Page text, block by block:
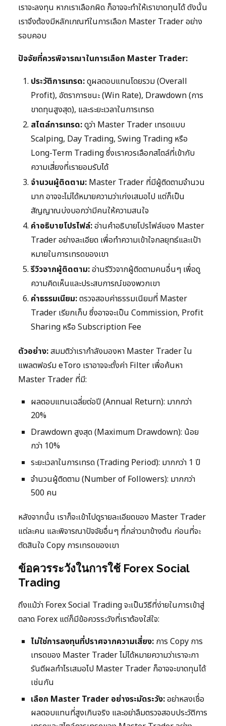
เราจะลงทุน หากเราเลือกผิด ก็อาจจะทำให้เราขาดทุนได้ ดังนั้น
เราจึงต้องมีหลักเกณฑ์ในการเลือก Master Trader อย่าง
รอบคอบ
ปัจจัยที่ควรพิจารณาในการเลือก Master Trader:
ประวัติการเทรด:ดูผลตอบแทนโดยรวม (Overall
Profit), อัตราการชนะ (Win Rate), Drawdown (การ
ขาดทุนสูงสุด), และระยะเวลาในการเทรด
สไตล์การเทรด:ดูว่า Master Trader เทรดแบบ
Scalping, Day Trading, Swing Trading หรือ
Long-Term Trading ซึ่งเราควรเลือกสไตล์ที่เข้ากับ
ความเสี่ยงที่เรายอมรับได้
จำนวนผู้ติดตาม: Master Trader ที่มีผู้ติดตามจำนวน
มาก อาจจะไม่ได้หมายความว่าเก่งเสมอไป แต่ก็เป็น
สัญญาณบ่งบอกว่ามีคนให้ความสนใจ
คำอธิบายโปรไฟล์:อ่านคำอธิบายโปรไฟล์ของ Master
Trader อย่างละเอียด เพื่อทำความเข้าใจกลยุทธ์และเป้า
หมายในการเทรดของเขา
รีวิวจากผู้ติดตาม:อ่านรีวิวจากผู้ติดตามคนอื่นๆ เพื่อดู
ความคิดเห็นและประสบการณ์ของพวกเขา
ค่าธรรมเนียม:ตรวจสอบค่าธรรมเนียมที่ Master
Trader เรียกเก็บ ซึ่งอาจจะเป็น Commission, Profit
Sharing หรือ Subscription Fee
ตัวอย่าง:สมมติว่าเรากำลังมองหา Master Trader ใน
แพลตฟอร์ม eToro เราอาจจะตั้งค่า Filter เพื่อค้นหา
Master Trader ที่มี:
ผลตอบแทนเฉลี่ยต่อปี (Annual Return): มากกว่า
20%
Drawdown สูงสุด (Maximum Drawdown): น้อย
กว่า 10%
ระยะเวลาในการเทรด (Trading Period): มากกว่า 1 ปี
จำนวนผู้ติดตาม (Number of Followers): มากกว่า
500 คน
หลังจากนั้น เราก็จะเข้าไปดูรายละเอียดของ Master Trader
แต่ละคน และพิจารณาปัจจัยอื่นๆ ที่กล่าวมาข้างต้น ก่อนที่จะ
ตัดสินใจ Copy การเทรดของเขา
ข้อควรระวังในการใช้ Forex Social
Trading
ถึงแม้ว่า Forex Social Trading จะเป็นวิธีที่ง่ายในการเข้าสู่
ตลาด Forex แต่ก็มีข้อควรระวังที่เราต้องใส่ใจ:
ไม่ใช่การลงทุนที่ปราศจากความเสี่ยง: การ Copy การ
เทรดของ Master Trader ไม่ได้หมายความว่าเราจะกา
รันตีผลกำไรเสมอไป Master Trader ก็อาจจะขาดทุนได้
เช่นกัน
เลือก Master Trader อย่างระมัดระวัง:อย่าหลงเชื่อ
ผลตอบแทนที่สูงเกินจริง และอย่าลืมตรวจสอบประวัติการ